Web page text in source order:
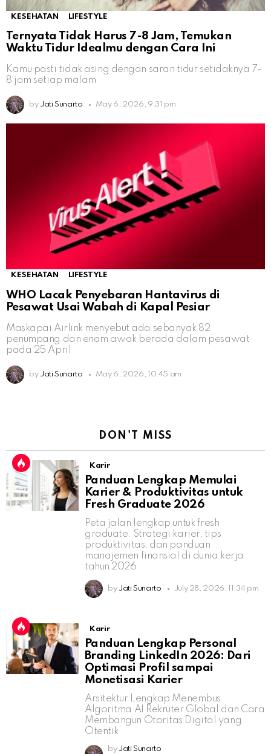
KESEHATAN LIFESTYLE
Ternyata Tidak Harus 7-8 Jam, Temukan
Waktu Tidur Idealmu dengan Cara Ini
Kamu pasti tidak asing dengan saran tidur setidaknya 7-
8 jam setiap malam
by Jati Sunarto May 6, 2026, 9:31 pm
KESEHATAN LIFESTYLE
WHO Lacak Penyebaran Hantavirus di
Pesawat Usai Wabah di Kapal Pesiar
Maskapai Airlink menyebut ada sebanyak 82
penumpang dan enam awak berada dalam pesawat
pada 25 April
by Jati Sunarto May 6, 2026, 10:45 am
DON'T MISS
Karir
Panduan Lengkap Memulai
Karier & Produktivitas untuk
Fresh Graduate 2026
Peta jalan lengkap untuk fresh
graduate: Strategi karier, tips
produktivitas, dan panduan
manajemen finansial di dunia kerja
tahun 2026.
by Jati Sunarto July 28, 2026, 11:34 pm
Karir
Panduan Lengkap Personal
Branding LinkedIn 2026: Dari
Optimasi Profil sampai
Monetisasi Karier
Arsitektur Lengkap Menembus
Algoritma AI Rekruter Global dan Cara
Membangun Otoritas Digital yang
Otentik
by Jati Sunarto